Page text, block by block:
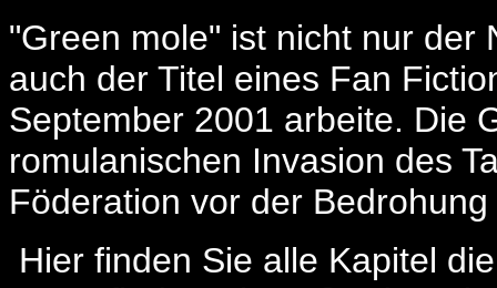
"Green mole" ist nicht nur der
auch der Titel eines Fan
September 2001 arbeite. Die
romulanischen Invasion des
Föderation vor der
Hier finden Sie alle Kapitel